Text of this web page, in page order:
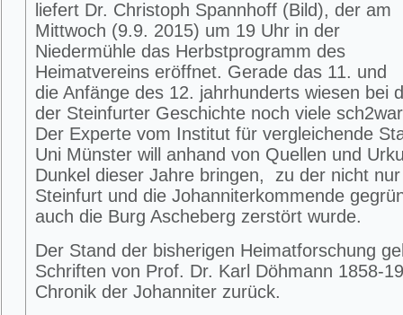
liefert Dr. Christoph Spannhoff (Bild), der am
Mittwoch (9.9. 2015) um 19 Uhr in der
Niedermühle das Herbstprogramm des
Heimatvereins eröffnet. Gerade das 11. und
die Anfänge des 12. jahrhunderts wiesen bei
der Steinfurter Geschichte noch viele
Der Experte vom Institut für vergleichende
Uni Münster will anhand von Quellen und
Dunkel dieser Jahre bringen, zu der nicht
Steinfurt und die Johanniterkommende
auch die Burg Ascheberg zerstört wurde.
Der Stand der bisherigen Heimatforschung
Schriften von Prof. Dr. Karl Döhmann 1858-
Chronik der Johanniter zurück.